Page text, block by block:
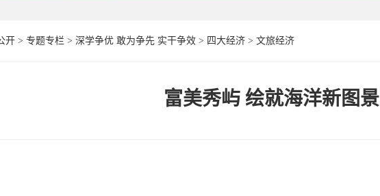
开 > 专题专栏 > 深学争优 敢为争先 实干争效 > 四大经济 > 文旅经济
富美秀屿 绘就海洋新图景